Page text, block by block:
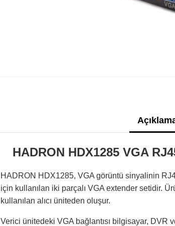
HADRON HDX1285 VGA
HADRON HDX1285, VGA görüntü sinyalinin
için kullanılan iki parçalı VGA extender setidir.
kullanılan alıcı üniteden oluşur.
Verici ünitedeki VGA bağlantısı bilgisayar, DVR